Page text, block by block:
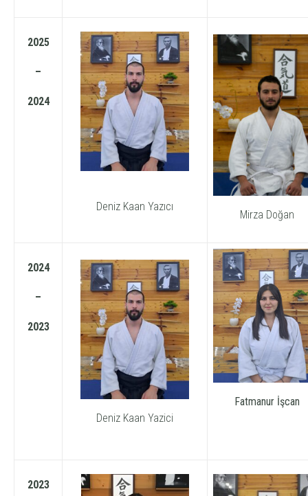
2025
–
2024
Deniz Kaan Yazıcı
Mirza Doğan
2024
–
2023
Deniz Kaan Yazici
Fatmanur İşcan
2023